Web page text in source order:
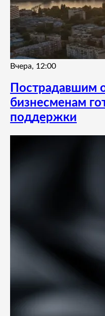
Вчера, 12:00
Пострадавшим
бизнесменам
поддержки